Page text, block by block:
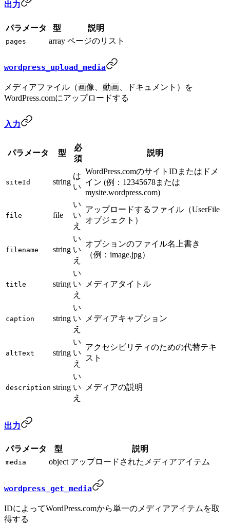
出力
パラメータ 型 説明
pages array ページのリスト
wordpress_upload_media
メディアファイル（画像、動画、ドキュメント）を
WordPress.comにアップロードする
入力
パラメータ 型
必
須
説明
siteId string
は
い
WordPress.comのサイトIDまたはドメ
イン (例：12345678または
mysite.wordpress.com)
file file
い
い
え
アップロードするファイル（UserFile
オブジェクト）
filename string
い
い
え
オプションのファイル名上書き
（例：image.jpg）
title string
い
い
え
メディアタイトル
caption string
い
い
え
メディアキャプション
altText string
い
い
え
アクセシビリティのための代替テキ
スト
description string
い
い
え
メディアの説明
出力
パラメータ 型 説明
media object アップロードされたメディアアイテム
wordpress_get_media
IDによってWordPress.comから単一のメディアアイテムを取
得する